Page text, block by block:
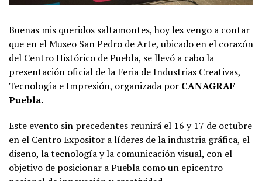
Buenas mis queridos saltamontes, hoy les vengo a contar
que en el Museo San Pedro de Arte, ubicado en el corazón
del Centro Histórico de Puebla, se llevó a cabo la
presentación oficial de la Feria de Industrias Creativas,
Tecnología e Impresión, organizada por CANAGRAF
Puebla.
Este evento sin precedentes reunirá el 16 y 17 de octubre
en el Centro Expositor a líderes de la industria gráfica, el
diseño, la tecnología y la comunicación visual, con el
objetivo de posicionar a Puebla como un epicentro